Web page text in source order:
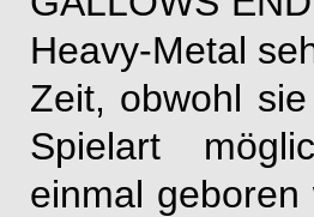
Heavy-Metal
Zeit, obwohl
Spielart
einmal